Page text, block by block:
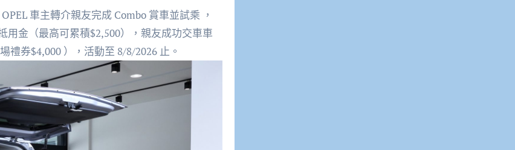
OPEL 車主轉介親友完成 Combo 賞車並試乘 ，
用金（最高可累積$2,500），親友成功交車車
禮券$4,000 ），活動至 8/8/2026 止。